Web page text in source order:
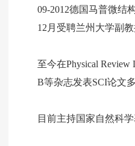
09-2012德国马普微结
12月受聘兰州大学副
至今在Physical Review
B等杂志发表SCI论文
目前主持国家自然科